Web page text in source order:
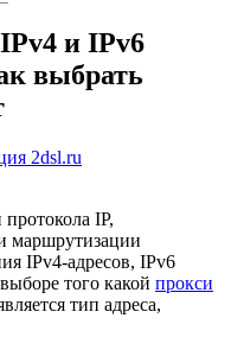
и IPv6
выбрать
2dsl.ru
IP,
маршрутизации
IPv4-адресов, IPv6
того какой прокси
тип адреса,